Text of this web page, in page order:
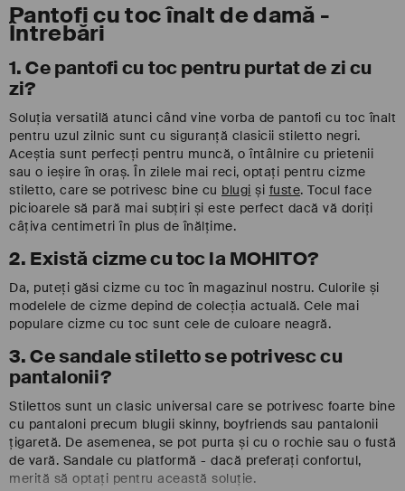
Pantofi cu toc înalt de damă -
Întrebări
1. Ce pantofi cu toc pentru purtat de zi cu
zi?
Soluția versatilă atunci când vine vorba de pantofi cu toc înalt
pentru uzul zilnic sunt cu siguranță clasicii stiletto negri.
Aceștia sunt perfecți pentru muncă, o întâlnire cu prietenii
sau o ieșire în oraș. În zilele mai reci, optați pentru cizme
stiletto, care se potrivesc bine cu blugi și fuste. Tocul face
picioarele să pară mai subțiri și este perfect dacă vă doriți
câțiva centimetri în plus de înălțime.
2. Există cizme cu toc la MOHITO?
Da, puteți găsi cizme cu toc în magazinul nostru. Culorile și
modelele de cizme depind de colecția actuală. Cele mai
populare cizme cu toc sunt cele de culoare neagră.
3. Ce sandale stiletto se potrivesc cu
pantalonii?
Stilettos sunt un clasic universal care se potrivesc foarte bine
cu pantaloni precum blugii skinny, boyfriends sau pantalonii
țigaretă. De asemenea, se pot purta și cu o rochie sau o fustă
de vară. Sandale cu platformă - dacă preferați confortul,
merită să optați pentru această soluție.